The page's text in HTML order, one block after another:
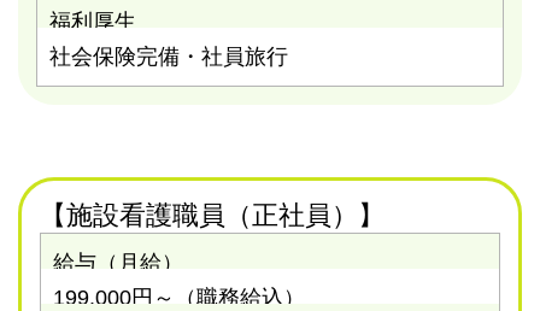
福利厚生
社会保険完備・社員旅行
【施設看護職員（正社員）】
給与（月給）
199.000円～（職務給込）